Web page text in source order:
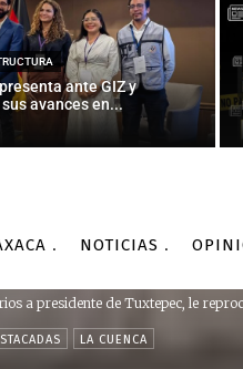
ante GIZ y
sus avances en...
NOTICIAS
a presidente de Tuxtepec, le
LA CUENCA